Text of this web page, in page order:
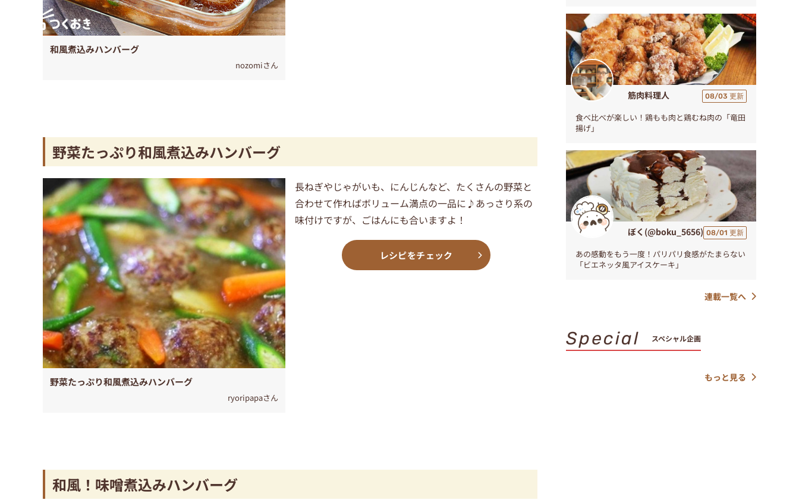
和風煮込みハンバーグ
nozomiさん
野菜たっぷり和風煮込みハンバーグ
野菜たっぷり和風煮込みハンバーグ
ryoripapaさん
長ねぎやじゃがいも、にんじんなど、たくさんの野菜と
合わせて作ればボリューム満点の一品に♪あっさり系の
味付けですが、ごはんにも合いますよ！
レシピをチェック
和風！味噌煮込みハンバーグ
筋肉料理人 08/03 更新
食べ比べが楽しい！鶏もも肉と鶏むね肉の「竜田
揚げ」
ぼく(@boku_5656) 08/01 更新
あの感動をもう一度！パリパリ食感がたまらない
「ビエネッタ風アイスケーキ」
連載一覧へ
Special スペシャル企画
もっと見る